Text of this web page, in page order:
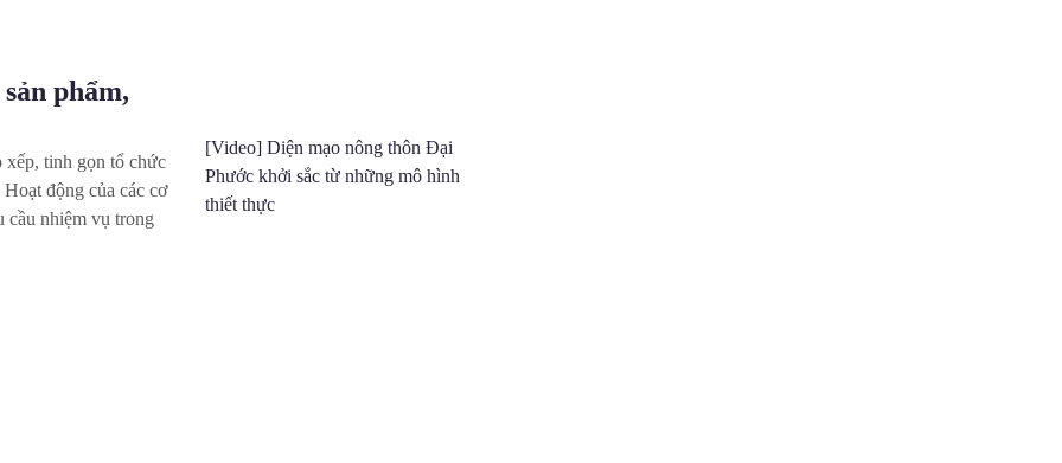
phẩm,
xếp, tinh gọn tổ chức
động của các cơ
cầu nhiệm vụ trong
[Video] Diện mạo nông thôn Đại
Phước khởi sắc từ những mô hình
thiết thực